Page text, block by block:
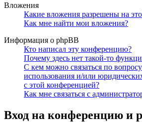
Вложения
Какие вложения разрешены на
Как мне найти мои вложения?
Информация о phpBB
Кто написал эту конференцию?
Почему здесь нет такой-то
С кем можно связаться по
использования и/или
с этой конференцией?
Как мне связаться с
Вход на конференцию и